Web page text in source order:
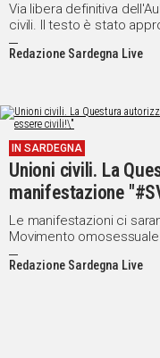
Via libera definitiva
civili. Il testo è stato
favore, 51 contrari e 99
della votazione è stata
Redazione Sardegna Live
IN SARDEGNA
Unioni civili. La
manifestazione
essere civili!"
Le manifestazioni ci
Movimento
Sassari ad autorizzare
civili!", iniziativa a
Redazione Sardegna Live